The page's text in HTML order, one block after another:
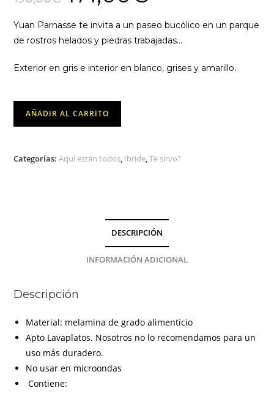
original
190,00€. 171,00€.
Yuan Parnasse te invita a un paseo bucólico en un parque
de rostros helados y piedras trabajadas…
Exterior en gris e interior en blanco, grises y amarillo.
Yuan
cantidad
AÑADIR AL CARRITO
Categorías:Aquí están todos, Ibride,Te sirvo?
DESCRIPCIÓN
INFORMACIÓN ADICIONAL
Descripción
Material: melamina de grado alimenticio
Apto Lavaplatos. Nosotros no lo recomendamos para un
uso más duradero.
No usar en microondas
Contiene: